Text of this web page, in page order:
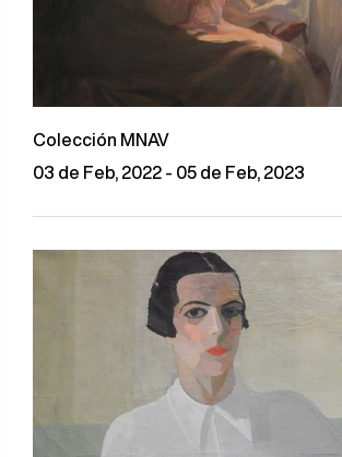
Colección MNAV
03 de Feb, 2022 - 05 de Feb, 2023